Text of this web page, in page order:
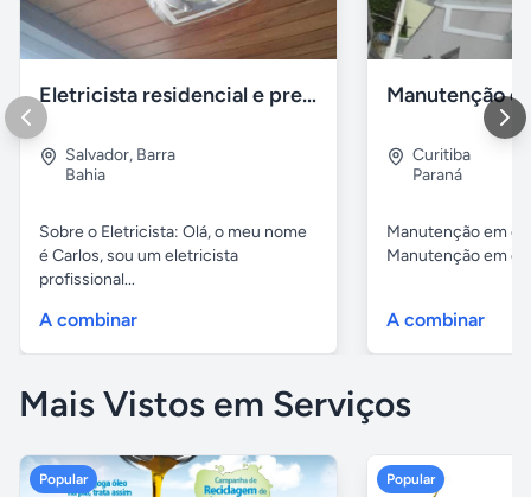
Eletricista residencial e predial em Salvador BA
Salvador, Barra
Bahia
Sobre o Eletricista: Olá, o meu nome
é Carlos, sou um eletricista
profissional...
A combinar
Curitiba
Paraná
Manutenção em
Manutenção em
A combinar
Mais Vistos em Serviços
Popular Popular